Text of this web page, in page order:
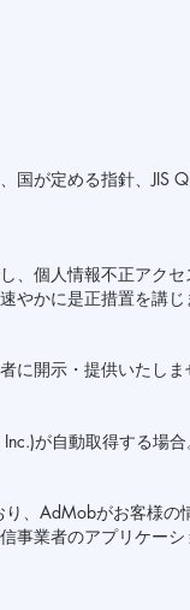
国が定める指針、
、個人情報不正アク
やかに是正措置を講じ
に開示・提供いたしま
が自動取得する場合
、AdMobがお客様
業者のアプリケー